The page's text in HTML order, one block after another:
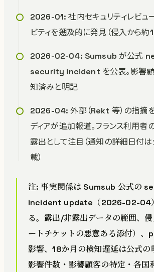
2026-01: 社内セキュリティレビュ
ビティを遡及的に発見（侵入から約
2026-02-04: Sumsub が公式
security incident を公表。影響
知済みと明記
2026-04: 外部（Rekt 等）の指摘
ディアが追加報道。フランス利用者
露出として注目（通知の詳細日付
載）
注: 事実関係は Sumsub 公式の
incident update（2026-02-04
る。露出/非露出データの範囲、
ートチケットの悪意ある添付）
影響、18か月の検知遅延は公式の
影響件数・影響顧客の特定・各国